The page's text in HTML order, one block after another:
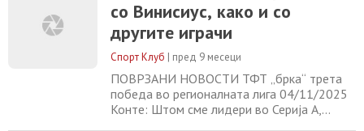
еден од фаворитите на турнирот
04/11/2025
со Винисиус, како и со
другите играчи
Спорт Клуб | пред 9 месеци
ПОВРЗАНИ НОВОСТИ ТФТ „брка“ трета
победа во регионалната лига 04/11/2025
Конте: Штом сме лидери во Серија А,